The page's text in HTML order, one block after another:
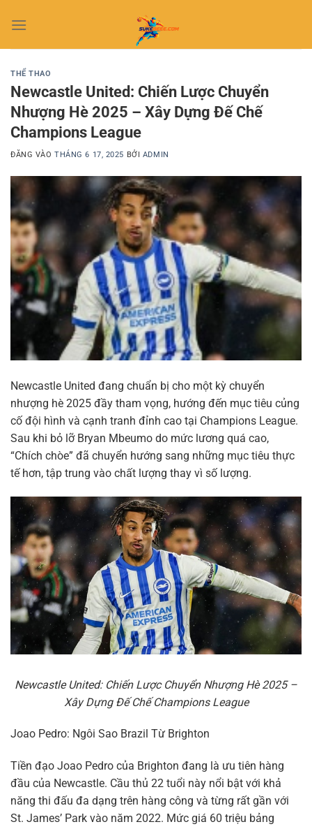
qua
THỂ THAO
Newcastle United: Chiến Lược Chuyển
Nhượng Hè 2025 – Xây Dựng Đế Chế
Champions League
ĐĂNG VÀOTHÁNG 6 17, 2025 BỞI ADMIN
Newcastle United đang chuẩn bị cho một kỳ chuyển
nhượng hè 2025 đầy tham vọng, hướng đến mục tiêu củng
cố đội hình và cạnh tranh đỉnh cao tại Champions League.
Sau khi bỏ lỡ Bryan Mbeumo do mức lương quá cao,
“Chích chòe” đã chuyển hướng sang những mục tiêu thực
tế hơn, tập trung vào chất lượng thay vì số lượng.
Newcastle United: Chiến Lược Chuyển Nhượng Hè 2025 –
Xây Dựng Đế Chế Champions League
Joao Pedro: Ngôi Sao Brazil Từ Brighton
Tiền đạo Joao Pedro của Brighton đang là ưu tiên hàng
đầu của Newcastle. Cầu thủ 22 tuổi này nổi bật với khả
năng thi đấu đa dạng trên hàng công và từng rất gần với
St. James’ Park vào năm 2022. Mức giá 60 triệu bảng